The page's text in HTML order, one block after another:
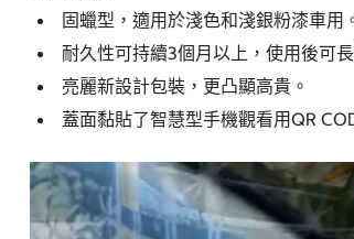
固蠟型，適用於淺色和淺銀粉漆車用
耐久性可持續3個月以上，使用後可
亮麗新設計包裝，更凸顯高貴。
蓋面黏貼了智慧型手機觀看用QR